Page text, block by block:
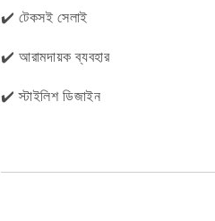
✔️ টেকসই সেলাই
✔️ আরামদায়ক ব্যবহার
✔️ স্টাইলিশ ডিজাইন